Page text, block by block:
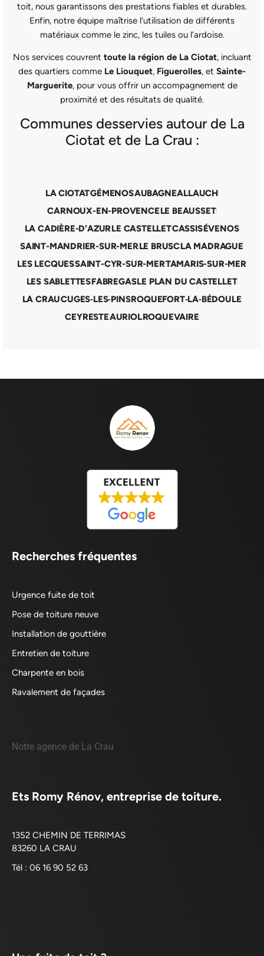
toit, nous garantissons des prestations fiables et durables.
Enfin, notre équipe maîtrise l’utilisation de différents
matériaux comme le zinc, les tuiles ou l’ardoise.
Nos services couvrent toute la région de La Ciotat, incluant
des quartiers comme Le Liouquet, Figuerolles, et Sainte-
Marguerite, pour vous offrir un accompagnement de
proximité et des résultats de qualité.
Communes desservies autour de La
Ciotat et de La Crau :
LA CIOTATGÉMENOSAUBAGNEALLAUCH
CARNOUX-EN-PROVENCELE BEAUSSET
LA CADIÈRE-D'AZURLE CASTELLETCASSISÉVENOS
SAINT-MANDRIER-SUR-MERLE BRUSCLA MADRAGUE
LES LECQUESSAINT-CYR-SUR-MERTAMARIS-SUR-MER
LES SABLETTESFABREGASLE PLAN DU CASTELLET
LA CRAUCUGES‑LES‑PINSROQUEFORT‑LA‑BÉDOULE
CEYRESTEAURIOLROQUEVAIRE
Recherches fréquentes
Urgence fuite de toit
Pose de toiture neuve
Installation de gouttière
Entretien de toiture
Charpente en bois
Ravalement de façades
Notre agence de La Crau
Ets Romy Rénov, entreprise de toiture.
1352 CHEMIN DE TERRIMAS
83260 LA CRAU
Tél : 06 16 90 52 63